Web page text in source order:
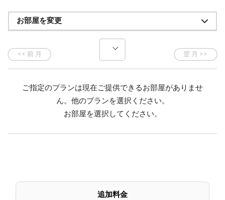
お部屋を変更
ご指定のプランは現在ご提供できるお部屋がありませ
ん。他のプランを選択ください。
お部屋を選択してください。
追加料金